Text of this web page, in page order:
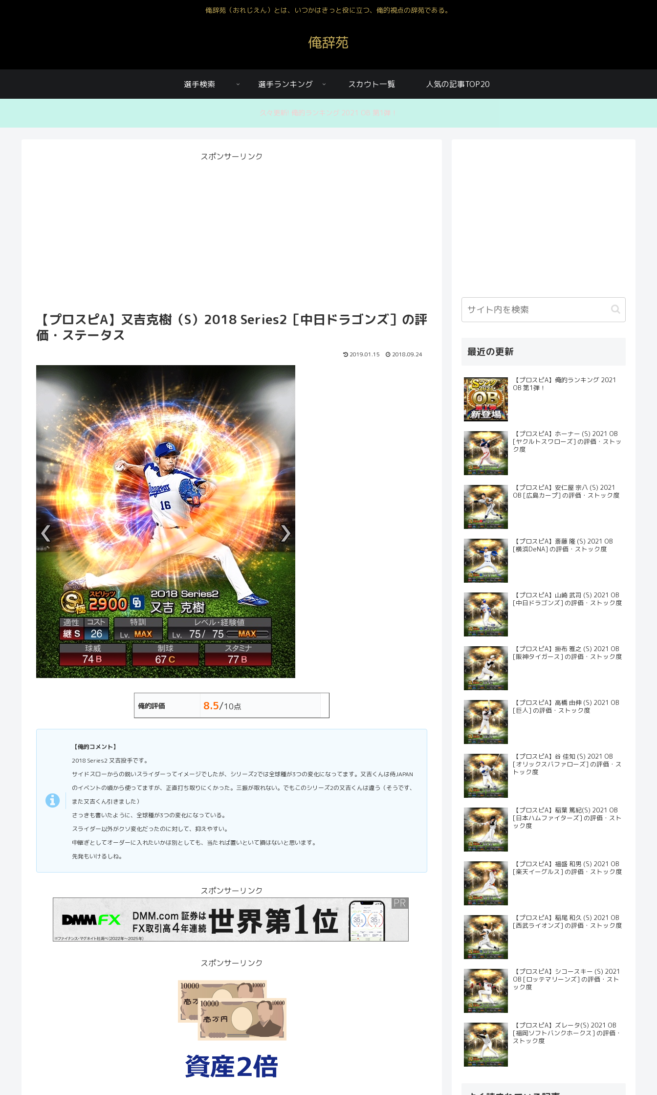
俺辞苑（おれじえん）とは、いつかはきっと役に立つ、俺的視点の辞苑である。
俺辞苑
選手検索 選手ランキング スカウト一覧 人気の記事TOP20
久々更新! 俺的ランキング 2021 OB 第1弾！
スポンサーリンク
【プロスピA】又吉克樹（S）2018 Series2［中日ドラゴンズ］の評
価・ステータス
2019.01.15 2018.09.24
俺的評価 8.5/10点
【俺的コメント】
2018 Series2 又吉投手です。
サイドスローからの鋭いスライダーってイメージでしたが、シリーズ2では全球種が3つの変化になってます。又吉くんは侍JAPAN
のイベントの頃から使ってますが、正直打ち取りにくかった。三振が取れない。でもこのシリーズ2の又吉くんは違う（そうです、
また又吉くん引きました）
さっきも書いたように、全球種が3つの変化になっている。
スライダー以外がクソ変化だったのに対して、抑えやすい。
中継ぎとしてオーダーに入れたいかは別としても、当たれば置いといて損はないと思います。
先発もいけるしね。
スポンサーリンク
スポンサーリンク
最近の更新
【プロスピA】俺的ランキング 2021
OB 第1弾！
【プロスピA】ホーナー (S) 2021 OB
[ヤクルトスワローズ] の評価・ストッ
ク度
【プロスピA】安仁屋 宗八 (S) 2021
OB [広島カープ] の評価・ストック度
【プロスピA】斎藤 隆 (S) 2021 OB
[横浜DeNA] の評価・ストック度
【プロスピA】山崎 武司 (S) 2021 OB
[中日ドラゴンズ] の評価・ストック度
【プロスピA】掛布 雅之 (S) 2021 OB
[阪神タイガース] の評価・ストック度
【プロスピA】高橋 由伸 (S) 2021 OB
[巨人] の評価・ストック度
【プロスピA】谷 佳知 (S) 2021 OB
[オリックスバファローズ] の評価・ス
トック度
【プロスピA】稲葉 篤紀(S) 2021 OB
[日本ハムファイターズ] の評価・スト
ック度
【プロスピA】福盛 和男 (S) 2021 OB
[楽天イーグルス] の評価・ストック度
【プロスピA】稲尾 和久 (S) 2021 OB
[西武ライオンズ] の評価・ストック度
【プロスピA】シコースキー (S) 2021
OB [ロッテマリーンズ] の評価・スト
ック度
【プロスピA】ズレータ(S) 2021 OB
[福岡ソフトバンクホークス] の評価・
ストック度